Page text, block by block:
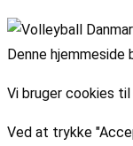
Denne hjemmeside
Vi bruger cookies
Ved at trykke